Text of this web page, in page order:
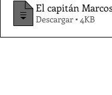
El capitán
Descargar • 4KB